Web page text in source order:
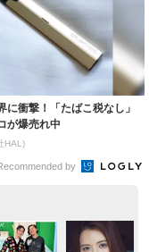
に衝撃！「たばこ税なし」
が爆売れ中
HAL)
by